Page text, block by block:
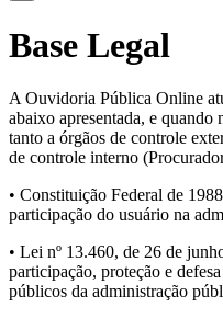
Base Legal
A Ouvidoria Pública Online
abaixo apresentada, e quando
tanto a órgãos de controle
de controle interno
• Constituição Federal de
participação do usuário na
• Lei nº 13.460, de 26 de
participação, proteção e
públicos da administração